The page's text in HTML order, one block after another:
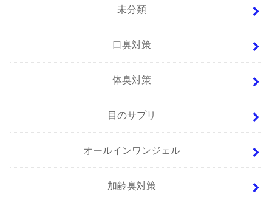
未分類
口臭対策
体臭対策
目のサプリ
オールインワンジェル
加齢臭対策